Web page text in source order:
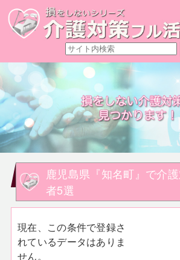
鹿児島県『知名町』で介
者5選
現在、この条件で登録さ
れているデータはありま
せん。